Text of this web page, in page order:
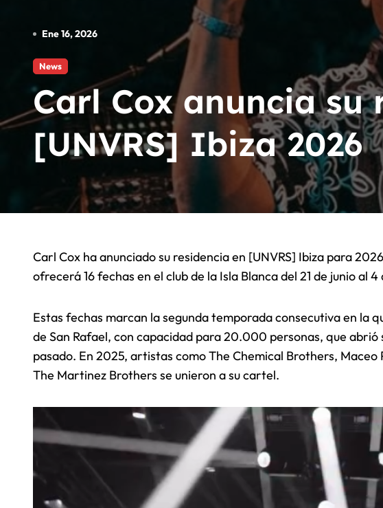
El Fenómeno del Pacifico colombiano de hace
Angel Huellas: Para Su Consideracion Latín
La Etnnia: Para Su Consideracion Latín Grammy
RÜFÜS DU SOL marca record
Ene 16, 2026
News
Carl Cox anuncia su
[UNVRS] Ibiza 2026
Carl Cox ha anunciado su residencia en [UNVRS] Ibiza para 2026. El icono británico de la música dance
ofrecerá 16 fechas en el club de la Isla Blanca del 21 de junio al
Estas fechas marcan la segunda temporada consecutiva en la
de San Rafael, con capacidad para 20.000 personas, que
pasado. En 2025, artistas como The Chemical Brothers, Maceo
The Martinez Brothers se unieron a su cartel.